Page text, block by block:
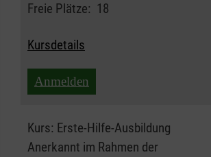
Freie Plätze: 18
Kursdetails
Anmelden
Kurs: Erste-Hilfe-Ausbildung
Anerkannt im Rahmen der